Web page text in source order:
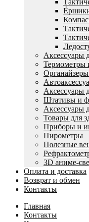
Аксессуары
Термометры
Органайзеры
Аксессуары
Штативы и
Аксессуары
Товары для
Приборы и
Пирометры
Полезные
3D аниме-
Оплата и доставка
Возврат и обмен
Контакты
Главная
Контакты